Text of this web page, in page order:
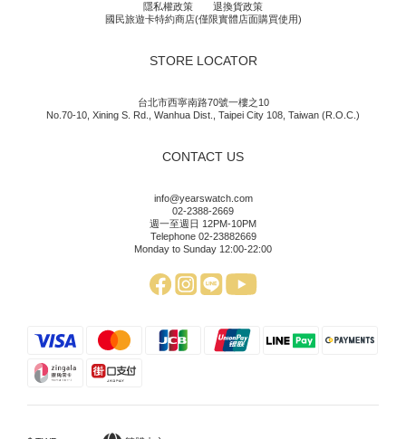
隱私權政策
退換貨政策
國民旅遊卡特約商店(僅限實體店面購買使用)
STORE LOCATOR
台北市西寧南路70號一樓之10
No.70-10, Xining S. Rd., Wanhua Dist., Taipei City 108, Taiwan (R.O.C.)
CONTACT US
info@yearswatch.com
02-2388-2669
週一至週日 12PM-10PM
Telephone 02-23882669
Monday to Sunday 12:00-22:00